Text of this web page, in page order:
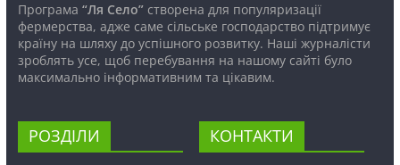
Програма “Ля Село”створена для популяризації
фермерства, адже саме сільське господарство підтримує
країну на шляху до успішного розвитку. Наші журналісти
зроблять усе, щоб перебування на нашому сайті було
максимально інформативним та цікавим.
РОЗДІЛИ КОНТАКТИ